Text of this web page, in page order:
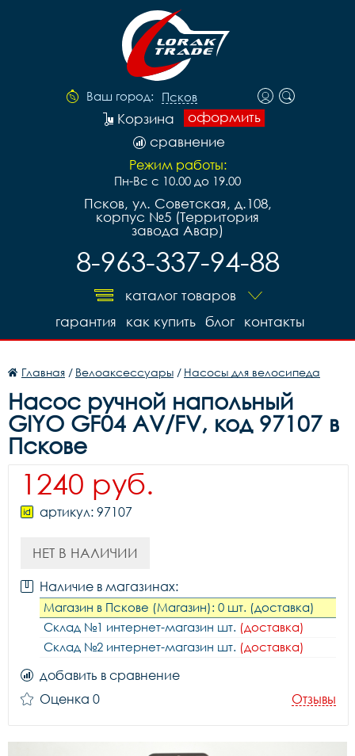
Ваш город: Псков
оформить
Корзина
сравнение
Режим работы:
Пн-Вс с 10.00 до 19.00
Псков, ул. Советская, д.108,
корпус №5 (Территория
завода Авар)
8-963-337-94-88
каталог товаров
контакты
блог
как купить
гарантия
Главная / Велоаксессуары / Насосы для велосипеда
Насос ручной напольный
GIYO GF04 AV/FV, код 97107 в
Пскове
1240 руб.
артикул: 97107
НЕТ В НАЛИЧИИ
Наличие в магазинах:
Магазин в Пскове (Магазин): 0 шт. (доставка)
Склад №1 интернет-магазин шт. (доставка)
Склад №2 интернет-магазин шт. (доставка)
добавить в сравнение
Оценка 0
Отзывы